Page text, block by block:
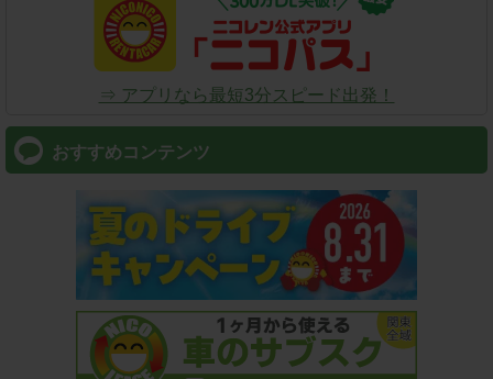
⇒ アプリなら最短3分スピード出発！
おすすめコンテンツ